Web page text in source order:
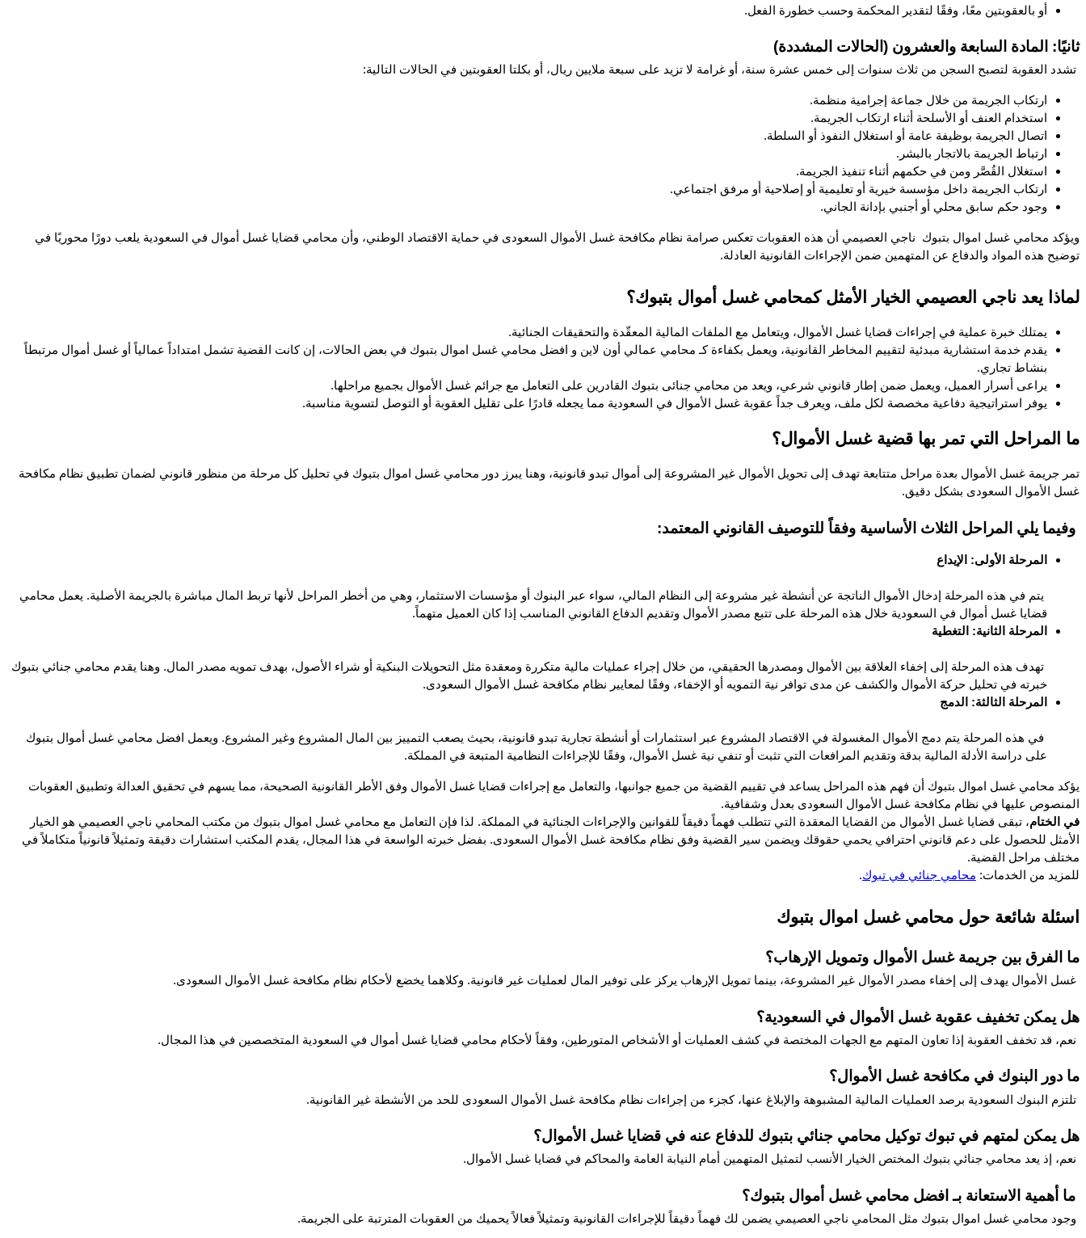
أو بالعقوبتين معًا، وفقًا لتقدير المحكمة وحسب خطورة الفعل.
ثانيًا: المادة السابعة والعشرون (الحالات المشددة)
تشدد العقوبة لتصبح السجن من ثلاث سنوات إلى خمس عشرة سنة، أو غرامة لا تزيد على سبعة ملايين ريال، أو بكلتا العقوبتين في الحالات التالية:
ارتكاب الجريمة من خلال جماعة إجرامية منظمة.
استخدام العنف أو الأسلحة أثناء ارتكاب الجريمة.
اتصال الجريمة بوظيفة عامة أو استغلال النفوذ أو السلطة.
ارتباط الجريمة بالاتجار بالبشر.
استغلال القُصَّر ومن في حكمهم أثناء تنفيذ الجريمة.
ارتكاب الجريمة داخل مؤسسة خيرية أو تعليمية أو إصلاحية أو مرفق اجتماعي.
وجود حكم سابق محلي أو أجنبي بإدانة الجاني.
توضيح هذه المواد والدفاع عن المتهمين ضمن الإجراءات القانونية العادلة.
لماذا يعد ناجي العصيمي الخيار الأمثل كمحامي غسل أموال بتبوك؟
يمتلك خبرة عملية في إجراءات قضايا غسل الأموال، ويتعامل مع الملفات المالية المعقّدة والتحقيقات الجنائية.
بنشاط تجاري.
يراعى أسرار العميل، ويعمل ضمن إطار قانوني شرعي، ويعد من محامي جنائى بتبوك القادرين على التعامل مع جرائم غسل الأموال بجميع مراحلها.
يوفر استراتيجية دفاعية مخصصة لكل ملف، ويعرف جداً عقوبة غسل الأموال في السعودية مما يجعله قادرًا على تقليل العقوبة أو التوصل لتسوية مناسبة.
ما المراحل التي تمر بها قضية غسل الأموال؟
غسل الأموال السعودى بشكل دقيق.
وفيما يلي المراحل الثلاث الأساسية وفقاً للتوصيف القانوني المعتمد:
المرحلة الأولى: الإيداع
قضايا غسل أموال في السعودية خلال هذه المرحلة على تتبع مصدر الأموال وتقديم الدفاع القانوني المناسب إذا كان العميل متهماً.
المرحلة الثانية: التغطية
خبرته في تحليل حركة الأموال والكشف عن مدى توافر نية التمويه أو الإخفاء، وفقًا لمعايير نظام مكافحة غسل الأموال السعودى.
المرحلة الثالثة: الدمج
على دراسة الأدلة المالية بدقة وتقديم المرافعات التي تثبت أو تنفي نية غسل الأموال، وفقًا للإجراءات النظامية المتبعة في المملكة.
المنصوص عليها في نظام مكافحة غسل الأموال السعودى بعدل وشفافية.
في الختام
مختلف مراحل القضية.
للمزيد من الخدمات: محامي جنائي في تبوك.
اسئلة شائعة حول محامي غسل اموال بتبوك
ما الفرق بين جريمة غسل الأموال وتمويل الإرهاب؟
غسل الأموال يهدف إلى إخفاء مصدر الأموال غير المشروعة، بينما تمويل الإرهاب يركز على توفير المال لعمليات غير قانونية. وكلاهما يخضع لأحكام نظام مكافحة غسل الأموال السعودى.
هل يمكن تخفيف عقوبة غسل الأموال في السعودية؟
نعم، قد تخفف العقوبة إذا تعاون المتهم مع الجهات المختصة في كشف العمليات أو الأشخاص المتورطين، وفقاً لأحكام محامي قضايا غسل أموال في السعودية المتخصصين في هذا المجال.
ما دور البنوك في مكافحة غسل الأموال؟
تلتزم البنوك السعودية برصد العمليات المالية المشبوهة والإبلاغ عنها، كجزء من إجراءات نظام مكافحة غسل الأموال السعودى للحد من الأنشطة غير القانونية.
هل يمكن لمتهم في تبوك توكيل محامي جنائي بتبوك للدفاع عنه في قضايا غسل الأموال؟
نعم، إذ يعد محامي جنائي بتبوك المختص الخيار الأنسب لتمثيل المتهمين أمام النيابة العامة والمحاكم في قضايا غسل الأموال.